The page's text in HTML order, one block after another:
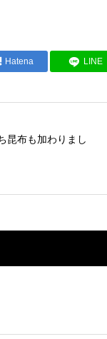
Hatena LINE
昆布も加わりまし